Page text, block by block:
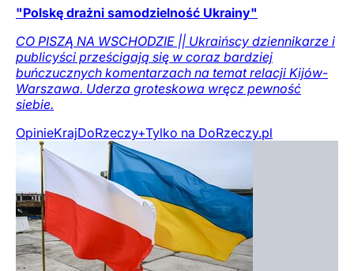
"Polskę drażni samodzielność Ukrainy"
CO PISZĄ NA WSCHODZIE || Ukraińscy dziennikarze i
publicyści prześcigają się w coraz bardziej
buńczucznych komentarzach na temat relacji Kijów-
Warszawa. Uderza groteskowa wręcz pewność
siebie.
OpinieKrajDoRzeczy+Tylko na DoRzeczy.pl